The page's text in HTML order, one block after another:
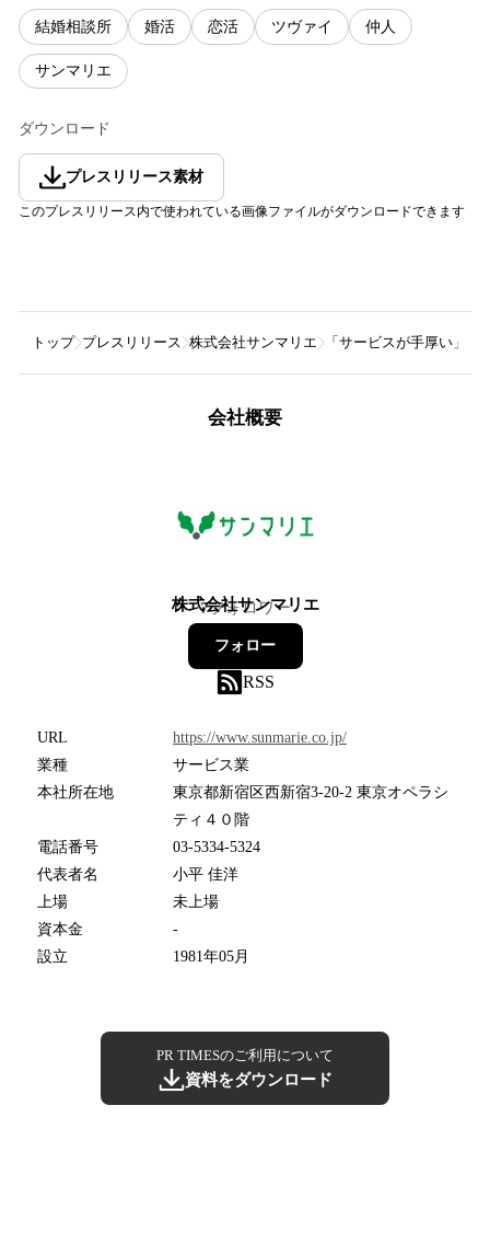
結婚相談所 婚活 恋活 ツヴァイ 仲人
サンマリエ
ダウンロード
プレスリリース素材
このプレスリリース内で使われている画像ファイルがダウンロードできます
トップ プレスリリース 株式会社サンマリエ 「サービスが手厚い」
会社概要
株式会社サンマリエ
7フォロワー
フォロー
RSS
URL
https://www.sunmarie.co.jp/
業種
サービス業
本社所在地
東京都新宿区西新宿3-20-2 東京オペラシ
ティ４０階
電話番号
03-5334-5324
代表者名
小平 佳洋
上場
未上場
資本金
-
設立
1981年05月
PR TIMESのご利用について
資料をダウンロード